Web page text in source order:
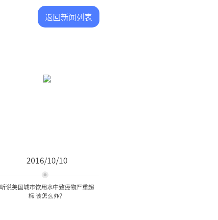
返回新闻列表
2016/10/10
听说美国城市饮用水中致癌物严重超
标 该怎么办？